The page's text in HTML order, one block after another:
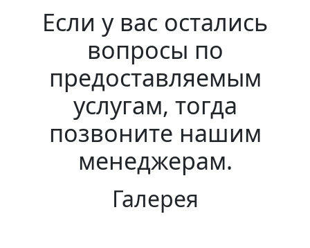
Если у вас остались
вопросы по
предоставляемым
услугам, тогда
позвоните нашим
менеджерам.
Галерея